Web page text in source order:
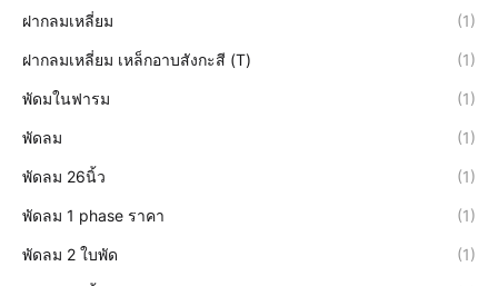
ฝากลมเหลี่ยม (1)
ฝากลมเหลี่ยม เหล็กอาบสังกะสี (T) (1)
พัดมในฟารม (1)
พัดลม (1)
พัดลม 26นิ้ว (1)
พัดลม 1 phase ราคา (1)
พัดลม 2 ใบพัด (1)